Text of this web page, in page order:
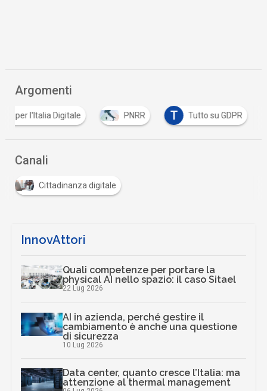
Argomenti
per l'Italia Digitale PNRR T Tutto su GDPR
Canali
Cittadinanza digitale
InnovAttori
Quali competenze per portare la
physical AI nello spazio: il caso Sitael
22 Lug 2026
AI in azienda, perché gestire il
cambiamento è anche una questione
di sicurezza
10 Lug 2026
Data center, quanto cresce l’Italia: ma
attenzione al thermal management